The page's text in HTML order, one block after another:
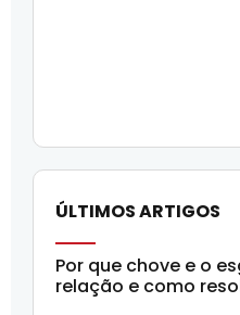
ÚLTIMOS ARTIGOS
Por que chove e o
relação e como